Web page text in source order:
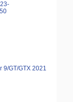
9/GT/GTX 2021